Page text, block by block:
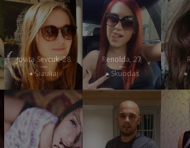
Jovita Sevcuk, 28
—
● Šiauliai
Renolda, 27
—
● Skuodas ●